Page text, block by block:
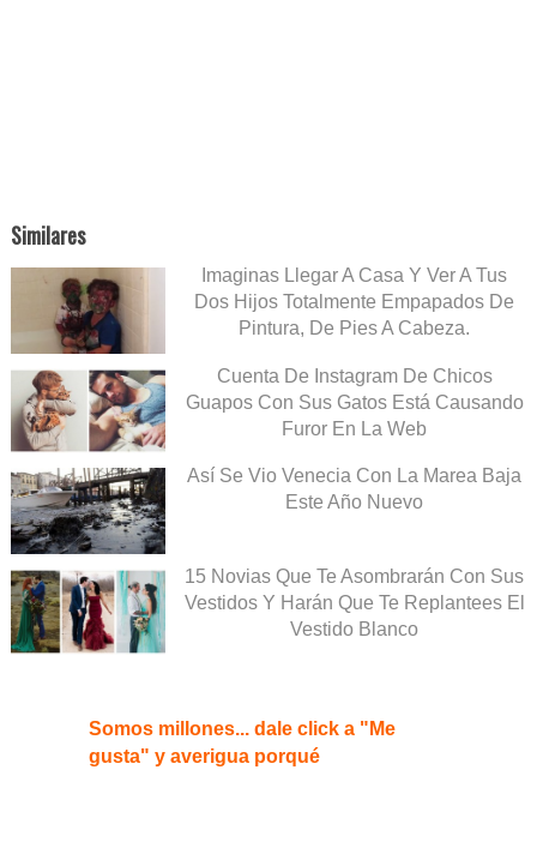
Similares
Imaginas Llegar A Casa Y Ver A Tus
Dos Hijos Totalmente Empapados De
Pintura, De Pies A Cabeza.
Cuenta De Instagram De Chicos
Guapos Con Sus Gatos Está Causando
Furor En La Web
Así Se Vio Venecia Con La Marea Baja
Este Año Nuevo
15 Novias Que Te Asombrarán Con Sus
Vestidos Y Harán Que Te Replantees El
Vestido Blanco
Somos millones... dale click a "Me
gusta" y averigua porqué